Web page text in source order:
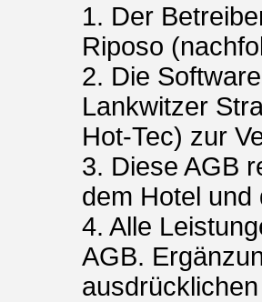
1. Der
Riposo
2. Die
Lankwitzer
Hot-Tec) zur
3. Diese AGB
dem Hotel und
4. Alle
AGB.